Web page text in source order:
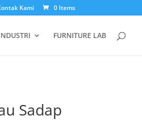
Kami 0 Items
FURNITURE LAB
Sadap